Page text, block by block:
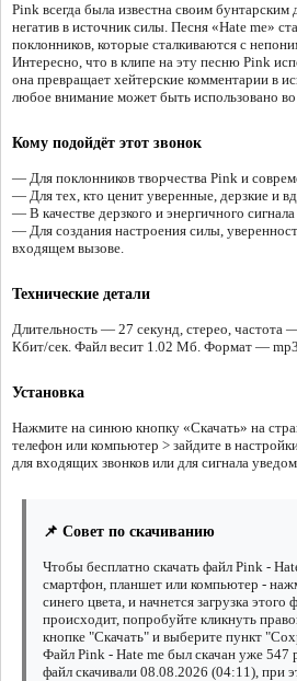
Pink всегда была известна своим
негатив в источник силы. Песня «Hate me»
поклонников, которые сталкиваются с
Интересно, что в клипе на эту песню Pink
она превращает хейтерские комментарии в
любое внимание может быть использовано во
Кому подойдёт этот звонок
— Для поклонников творчества Pink и
— Для тех, кто ценит уверенные, дерзкие и
— В качестве дерзкого и энергичного сигнала
— Для создания настроения силы,
входящем вызове.
Технические детали
Длительность — 27 секунд, стерео,
Кбит/сек. Файл весит 1.02 Мб. Формат —
Установка
Нажмите на синюю кнопку «Скачать» на
телефон или компьютер > зайдите в
для входящих звонков или для сигнала
📌 Совет по скачиванию
Чтобы бесплатно скачать файл Pink -
смартфон, планшет или компьютер -
синего цвета, и начнется загрузка этого
происходит, попробуйте кликнуть
кнопке "Скачать" и выберите пункт
Файл Pink - Hate me был скачан уже 547
файл скачивали 08.08.2026 (04:11), при